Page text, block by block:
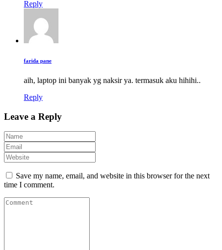
Reply
farida pane
aih, laptop ini banyak yg naksir ya. termasuk aku hihihi..
Reply
Leave a Reply
Save my name, email, and website in this browser for the next
time I comment.